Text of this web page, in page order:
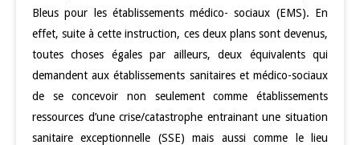
Bleus pour les établissements médico- sociaux (EMS). En
effet, suite à cette instruction, ces deux plans sont devenus,
toutes choses égales par ailleurs, deux équivalents qui
demandent aux établissements sanitaires et médico-sociaux
de se concevoir non seulement comme établissements
ressources d’une crise/catastrophe entrainant une situation
sanitaire exceptionnelle (SSE) mais aussi comme le lieu